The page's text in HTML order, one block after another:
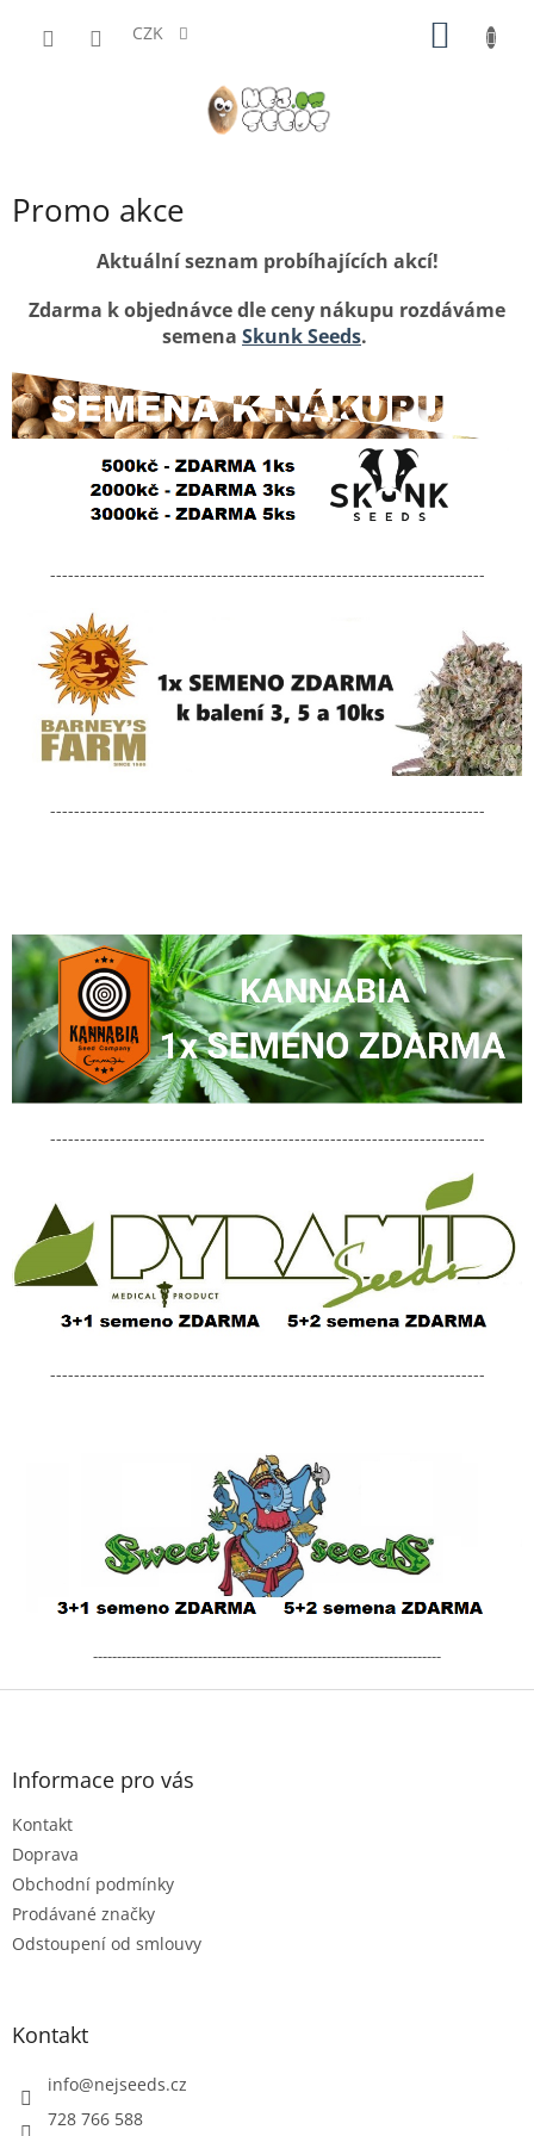
CZK
Promo akce
Aktuální seznam probíhajících akcí!
Zdarma k objednávce dle ceny nákupu rozdáváme
semena Skunk Seeds.
-------------------------------------------------------------------------
-------------------------------------------------------------------------
-------------------------------------------------------------------------
-------------------------------------------------------------------------
-------------------------------------------------------------------------
Z
Informace pro vás
Kontakt
Doprava
Obchodní podmínky
Prodávané značky
Odstoupení od smlouvy
Kontakt
info@nejseeds.cz
728 766 588